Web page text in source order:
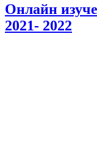
Онлайн
2021- 2022